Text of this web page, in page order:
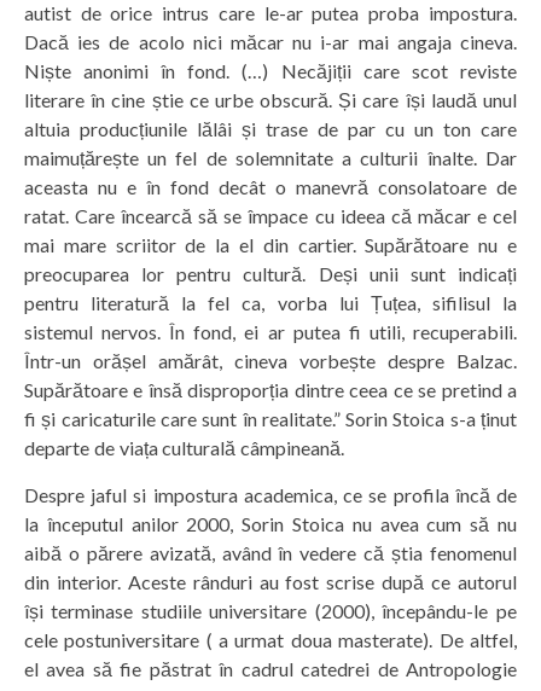
autist de orice intrus care le-ar putea proba impostura.
Dacă ies de acolo nici măcar nu i-ar mai angaja cineva.
Niște anonimi în fond. (…) Necăjiții care scot reviste
literare în cine știe ce urbe obscură. Și care își laudă unul
altuia producțiunile lălâi și trase de par cu un ton care
maimuțărește un fel de solemnitate a culturii înalte. Dar
aceasta nu e în fond decât o manevră consolatoare de
ratat. Care încearcă să se împace cu ideea că măcar e cel
mai mare scriitor de la el din cartier. Supărătoare nu e
preocuparea lor pentru cultură. Deși unii sunt indicați
pentru literatură la fel ca, vorba lui Țuțea, sifilisul la
sistemul nervos. În fond, ei ar putea fi utili, recuperabili.
Într-un orășel amărât, cineva vorbește despre Balzac.
Supărătoare e însă disproporția dintre ceea ce se pretind a
fi și caricaturile care sunt în realitate.” Sorin Stoica s-a ținut
departe de viața culturală câmpineană.
Despre jaful si impostura academica, ce se profila încă de
la începutul anilor 2000, Sorin Stoica nu avea cum să nu
aibă o părere avizată, având în vedere că știa fenomenul
din interior. Aceste rânduri au fost scrise după ce autorul
își terminase studiile universitare (2000), începându-le pe
cele postuniversitare ( a urmat doua masterate). De altfel,
el avea să fie păstrat în cadrul catedrei de Antropologie